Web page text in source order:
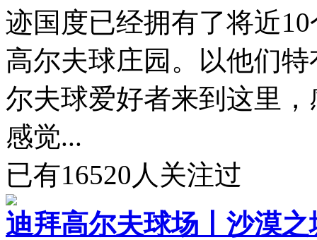
迹国度已经拥有了将近
高尔夫球庄园。以他们
尔夫球爱好者来到这里
感觉...
已有16520 人关注过
迪拜高尔夫球场丨沙漠